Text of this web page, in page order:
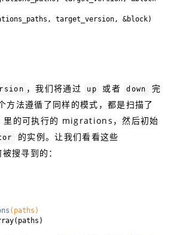
，我们将通过 up 或者 down
完
法遵循了同样的模式，都是扫描了
里的可执行的 migrations，然后初始
的实例。让我们看看这些
搜寻到的：
(paths)